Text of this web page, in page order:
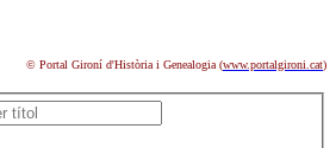
© Portal Gironí d'Història i Genealogia (www.portalgironi.cat)